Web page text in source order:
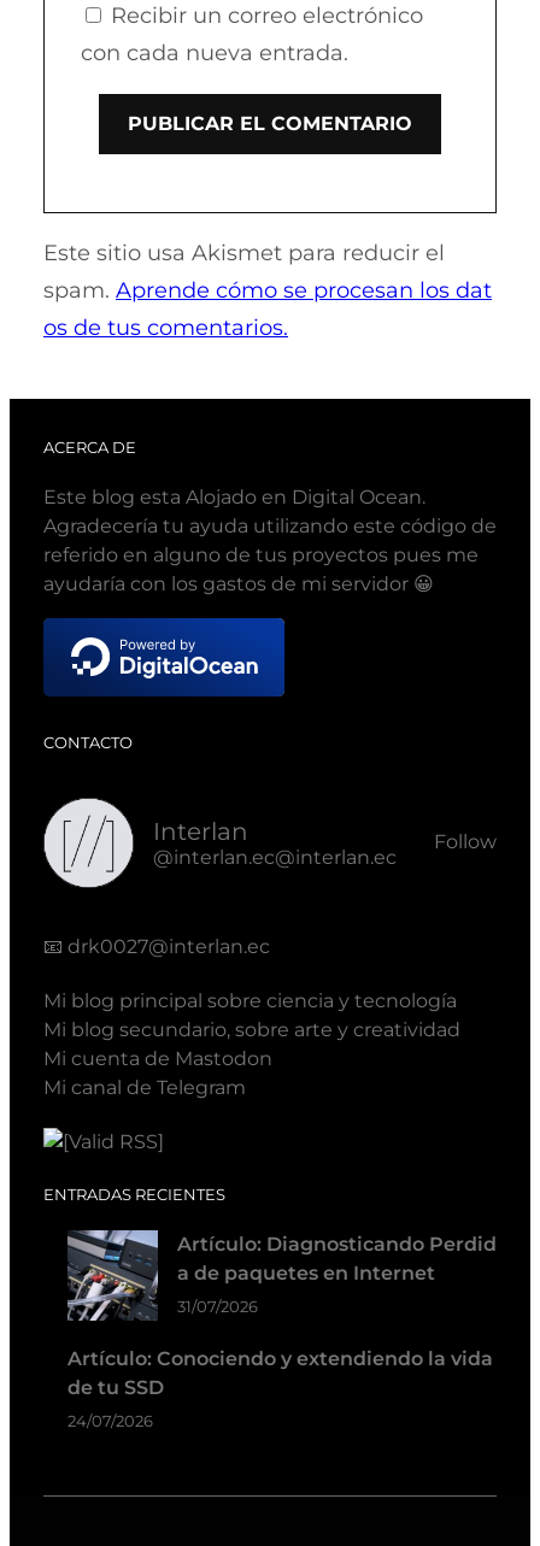
Recibir un correo electrónico
con cada nueva entrada.
Este sitio usa Akismet para reducir el
spam. Aprende cómo se procesan los dat
os de tus comentarios.
ACERCA DE
Este blog esta Alojado en Digital Ocean.
Agradecería tu ayuda utilizando este código de
referido en alguno de tus proyectos pues me
ayudaría con los gastos de mi servidor 😀
CONTACTO
Interlan
@interlan.ec@interlan.ec
Follow
📧 drk0027@interlan.ec
Mi blog principal sobre ciencia y tecnología
Mi blog secundario, sobre arte y creatividad
Mi cuenta de Mastodon
Mi canal de Telegram
ENTRADAS RECIENTES
Artículo: Diagnosticando Perdid
a de paquetes en Internet
31/07/2026
Artículo: Conociendo y extendiendo la vida
de tu SSD
24/07/2026